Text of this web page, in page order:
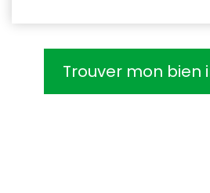
Trouver mon bien